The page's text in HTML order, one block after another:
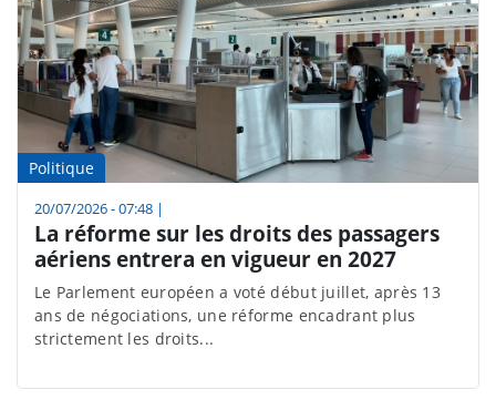
Politique
20/07/2026 - 07:48 |
La réforme sur les droits des passagers
aériens entrera en vigueur en 2027
Le Parlement européen a voté début juillet, après 13
ans de négociations, une réforme encadrant plus
strictement les droits...